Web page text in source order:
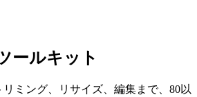
ールキット
ミング、リサイズ、編集まで、80以